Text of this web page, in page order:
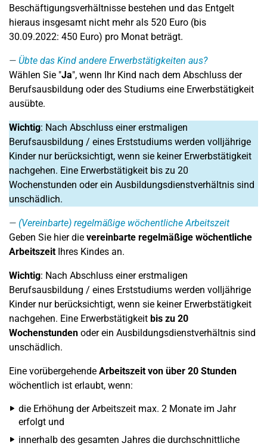
Beschäftigungsverhältnisse bestehen und das Entgelt
hieraus insgesamt nicht mehr als 520 Euro (bis
30.09.2022: 450 Euro) pro Monat beträgt.
Übte das Kind andere Erwerbstätigkeiten aus?
Wählen Sie "Ja", wenn Ihr Kind nach dem Abschluss der
Berufsausbildung oder des Studiums eine Erwerbstätigkeit
ausübte.
Wichtig: Nach Abschluss einer erstmaligen
Berufsausbildung / eines Erststudiums werden volljährige
Kinder nur berücksichtigt, wenn sie keiner Erwerbstätigkeit
nachgehen. Eine Erwerbstätigkeit bis zu 20
Wochenstunden oder ein Ausbildungsdienstverhältnis sind
unschädlich.
(Vereinbarte) regelmäßige wöchentliche Arbeitszeit
Geben Sie hier die vereinbarte regelmäßige wöchentliche
ArbeitszeitIhres Kindes an.
Wichtig: Nach Abschluss einer erstmaligen
Berufsausbildung / eines Erststudiums werden volljährige
Kinder nur berücksichtigt, wenn sie keiner Erwerbstätigkeit
nachgehen. Eine Erwerbstätigkeit bis zu 20
Wochenstunden oder ein Ausbildungsdienstverhältnis sind
unschädlich.
Eine vorübergehende Arbeitszeit von über 20 Stunden
wöchentlich ist erlaubt, wenn:
die Erhöhung der Arbeitszeit max. 2 Monate im Jahr
erfolgt und
innerhalb des gesamten Jahres die durchschnittliche